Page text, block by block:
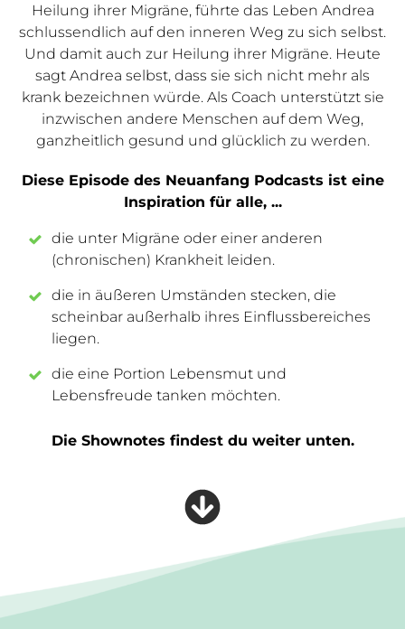
Heilung ihrer Migräne, führte das Leben Andrea
schlussendlich auf den inneren Weg zu sich selbst.
Und damit auch zur Heilung ihrer Migräne. Heute
sagt Andrea selbst, dass sie sich nicht mehr als
krank bezeichnen würde. Als Coach unterstützt sie
inzwischen andere Menschen auf dem Weg,
ganzheitlich gesund und glücklich zu werden.
Diese Episode des Neuanfang Podcasts ist eine
Inspiration für alle, ...
die unter Migräne oder einer anderen
(chronischen) Krankheit leiden.
die in äußeren Umständen stecken, die
scheinbar außerhalb ihres Einflussbereiches
liegen.
die eine Portion Lebensmut und
Lebensfreude tanken möchten.
Die Shownotes findest du weiter unten.